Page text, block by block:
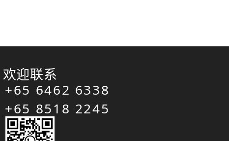
欢迎联系
+65 6462 6338
+65 8518 2245